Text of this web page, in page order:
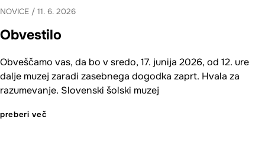
NOVICE / 11. 6. 2026
Obvestilo
Obveščamo vas, da bo v sredo, 17. junija 2026, od 12. ure
dalje muzej zaradi zasebnega dogodka zaprt. Hvala za
razumevanje. Slovenski šolski muzej
preberi več